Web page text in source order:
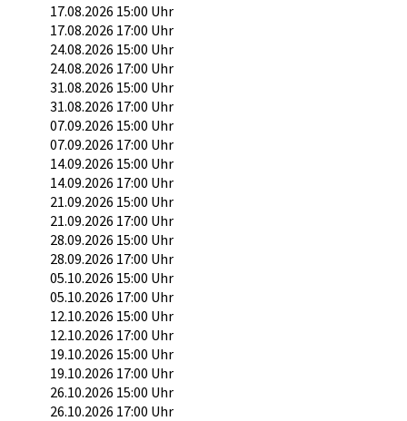
17.08.2026 15:00 Uhr
17.08.2026 17:00 Uhr
24.08.2026 15:00 Uhr
24.08.2026 17:00 Uhr
31.08.2026 15:00 Uhr
31.08.2026 17:00 Uhr
07.09.2026 15:00 Uhr
07.09.2026 17:00 Uhr
14.09.2026 15:00 Uhr
14.09.2026 17:00 Uhr
21.09.2026 15:00 Uhr
21.09.2026 17:00 Uhr
28.09.2026 15:00 Uhr
28.09.2026 17:00 Uhr
05.10.2026 15:00 Uhr
05.10.2026 17:00 Uhr
12.10.2026 15:00 Uhr
12.10.2026 17:00 Uhr
19.10.2026 15:00 Uhr
19.10.2026 17:00 Uhr
26.10.2026 15:00 Uhr
26.10.2026 17:00 Uhr